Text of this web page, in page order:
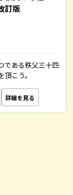
訂版
である秩父三十四
こう。
詳細を見る